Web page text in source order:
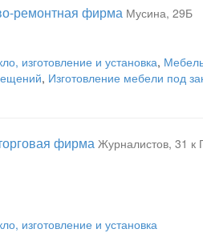
ремонтная фирма Мусина, 29Б
изготовление и установка,
, Изготовление мебели под
фирмаЖурналистов, 31 к
изготовление и установка